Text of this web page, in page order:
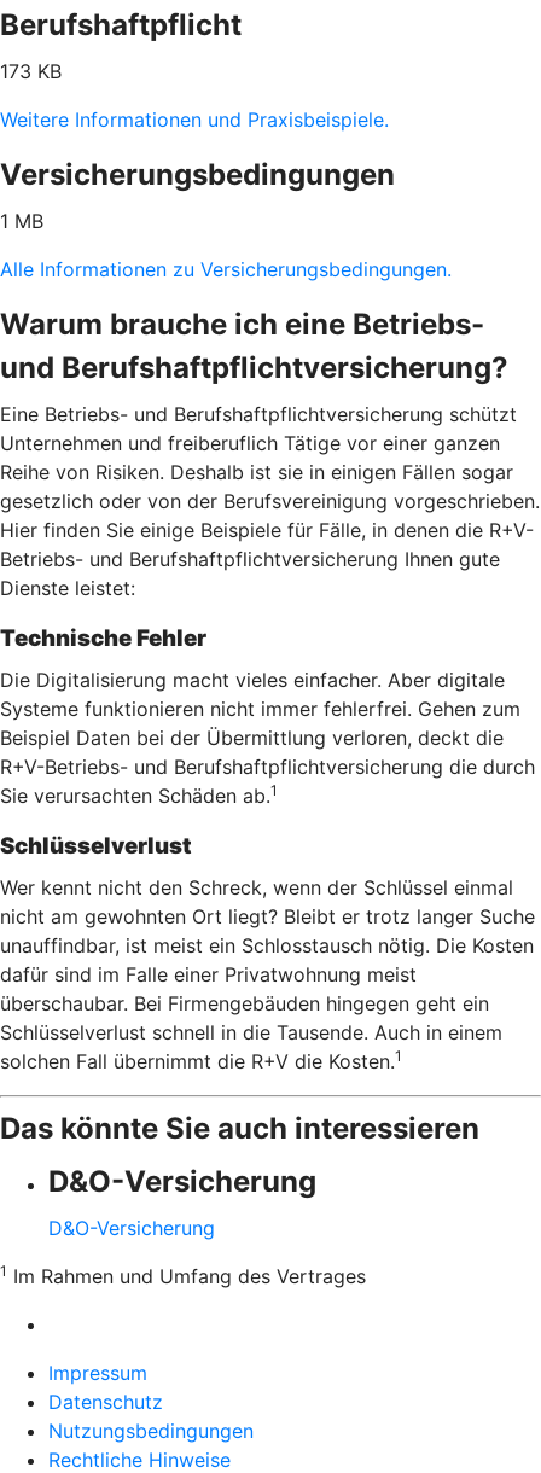
Berufshaftpflicht
173 KB
Weitere Informationen und Praxisbeispiele.
Versicherungsbedingungen
1 MB
Alle Informationen zu Versicherungsbedingungen.
Warum brauche ich eine Betriebs-
und Berufshaftpflichtversicherung?
Eine Betriebs- und Berufshaftpflichtversicherung schützt
Unternehmen und freiberuflich Tätige vor einer ganzen
Reihe von Risiken. Deshalb ist sie in einigen Fällen sogar
gesetzlich oder von der Berufsvereinigung vorgeschrieben.
Hier finden Sie einige Beispiele für Fälle, in denen die R+V-
Betriebs- und Berufshaftpflichtversicherung Ihnen gute
Dienste leistet:
Technische Fehler
Die Digitalisierung macht vieles einfacher. Aber digitale
Systeme funktionieren nicht immer fehlerfrei. Gehen zum
Beispiel Daten bei der Übermittlung verloren, deckt die
R+V-Betriebs- und Berufshaftpflichtversicherung die durch
Sie verursachten Schäden ab.1
Schlüsselverlust
Wer kennt nicht den Schreck, wenn der Schlüssel einmal
nicht am gewohnten Ort liegt? Bleibt er trotz langer Suche
unauffindbar, ist meist ein Schlosstausch nötig. Die Kosten
dafür sind im Falle einer Privatwohnung meist
überschaubar. Bei Firmengebäuden hingegen geht ein
Schlüsselverlust schnell in die Tausende. Auch in einem
solchen Fall übernimmt die R+V die Kosten.1
Das könnte Sie auch interessieren
D&O-Versicherung
D&O-Versicherung
1 Im Rahmen und Umfang des Vertrages
Impressum
Datenschutz
Nutzungsbedingungen
Rechtliche Hinweise